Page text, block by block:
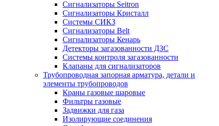
Сигнализаторы Seitron
Сигнализаторы Кристалл
Системы СИКЗ
Сигнализаторы Belt
Сигнализаторы Кенарь
Детекторы загазованности ДЗС
Системы контроля загазованности
Клапаны для сигнализаторов
Трубопроводная запорная арматура, детали и
элементы трубопроводов
Краны газовые шаровые
Фильтры газовые
Задвижки для газа
Изолирующие соединения